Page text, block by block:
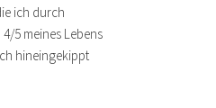
ich durch
5 meines Lebens
hineingekippt